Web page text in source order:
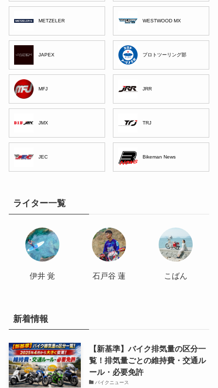
METZELER WESTWOOD MX
JAPEX プロトツーリング部
MFJ JRR
JMX TRJ
JEC Bikeman News
ライター一覧
伊井 覚 石戸谷 蓮 こばん
新着情報
【新基準】バイク排気量の区分一
覧！排気量ごとの維持費・交通ル
ール・必要免許
バイクニュース